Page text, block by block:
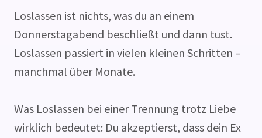
Loslassen ist nichts, was du an einem
Donnerstagabend beschließt und dann tust.
Loslassen passiert in vielen kleinen Schritten –
manchmal über Monate.
Was Loslassen bei einer Trennung trotz Liebe
wirklich bedeutet: Du akzeptierst, dass dein Ex